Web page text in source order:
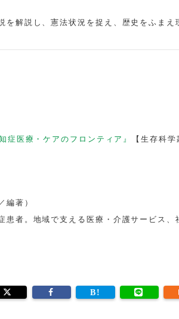
を解説し、憲法状況を捉え、歴史をふま
知症医療・ケアのフロンティア』 【生存科学
編著）
患者。地域で支える医療・介護サービス